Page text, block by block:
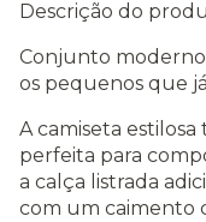
Descrição do
Conjunto
os pequenos que
A camiseta
perfeita para
a calça listrada
com um caimento